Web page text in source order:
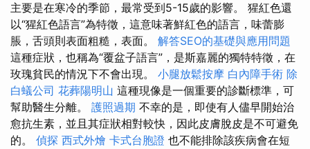
主要是在寒冷的季節，最常受到5-15歲的影響。 猩紅色還
以“猩紅色語言”為特徵，這意味著鮮紅色的語言，味蕾膨
脹，舌頭則表面粗糙，表面。 解答SEO的基礎與應用問題
這種症狀，也稱為“覆盆子語言”，是斯嘉麗的獨特特徵，在
玫瑰貧民的情況下不會出現。 小腿放鬆按摩 白內障手術 除
白蟻公司 花葬陽明山 這種現像是一個重要的診斷標準，可
幫助醫生分離。 護照過期 不幸的是，即使有人儘早開始治
愈抗生素，並且其症狀相對較快，因此皮膚脫皮是不可避免
的。 偵探 西式外燴 卡式台胞證 也不能排除該疾病會在短